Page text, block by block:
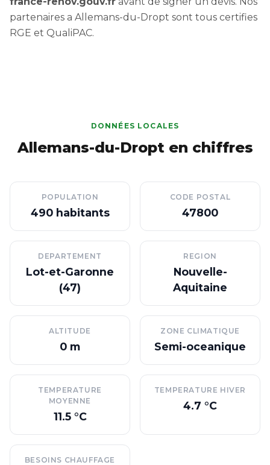
partenaires a Allemans-du-Dropt sont tous certifies
RGE et QualiPAC.
DONNÉES LOCALES
Allemans-du-Dropt en chiffres
POPULATION
490 habitants
CODE POSTAL
47800
DEPARTEMENT
Lot-et-Garonne
(47)
REGION
Nouvelle-
Aquitaine
ALTITUDE
0 m
ZONE CLIMATIQUE
Semi-oceanique
TEMPERATURE
MOYENNE
11.5 °C
TEMPERATURE HIVER
4.7 °C
BESOINS CHAUFFAGE